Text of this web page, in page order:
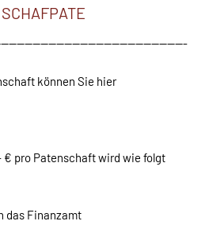
können Sie hier
€ pro Patenschaft wird wie folgt
das Finanzamt